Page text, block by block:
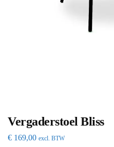
Vergaderstoel Bliss
€ 169,00 excl. BTW